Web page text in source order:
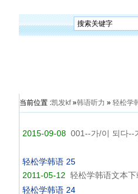
当前位置 :凯发kf»韩语听力 » 轻松学
2015-09-08 001--가/이 되다--
轻松学韩语 25
2011-05-12 轻松学韩语文本下
轻松学韩语 24